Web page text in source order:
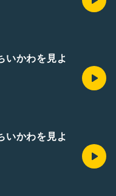
かわを見よ
かわを見よ